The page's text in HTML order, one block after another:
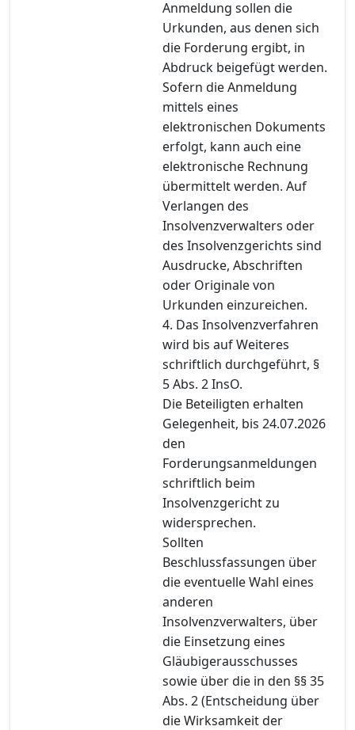
Anmeldung sollen die
Urkunden, aus denen sich
die Forderung ergibt, in
Abdruck beigefügt werden.
Sofern die Anmeldung
mittels eines
elektronischen Dokuments
erfolgt, kann auch eine
elektronische Rechnung
übermittelt werden. Auf
Verlangen des
Insolvenzverwalters oder
des Insolvenzgerichts sind
Ausdrucke, Abschriften
oder Originale von
Urkunden einzureichen.
4. Das Insolvenzverfahren
wird bis auf Weiteres
schriftlich durchgeführt, §
5 Abs. 2 InsO.
Die Beteiligten erhalten
Gelegenheit, bis 24.07.2026
den
Forderungsanmeldungen
schriftlich beim
Insolvenzgericht zu
widersprechen.
Sollten
Beschlussfassungen über
die eventuelle Wahl eines
anderen
Insolvenzverwalters, über
die Einsetzung eines
Gläubigerausschusses
sowie über die in den §§ 35
Abs. 2 (Entscheidung über
die Wirksamkeit der